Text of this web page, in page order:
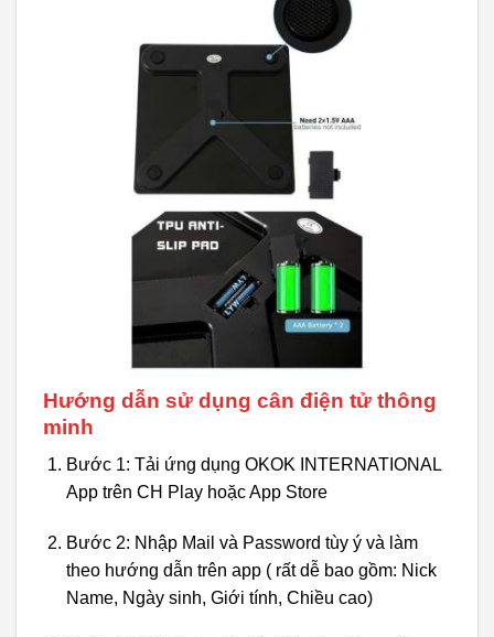
Hướng dẫn sử dụng cân điện tử thông
minh
Bước 1: Tải ứng dụng OKOK INTERNATIONAL
App trên CH Play hoặc App Store
Bước 2: Nhập Mail và Password tùy ý và làm
theo hướng dẫn trên app ( rất dễ bao gồm: Nick
Name, Ngày sinh, Giới tính, Chiều cao)